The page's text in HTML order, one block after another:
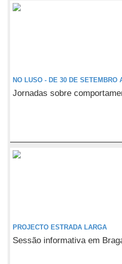
NO LUSO - DE 30 DE SETEMBRO
Jornadas sobre
PROJECTO ESTRADA LARGA
Sessão informativa em